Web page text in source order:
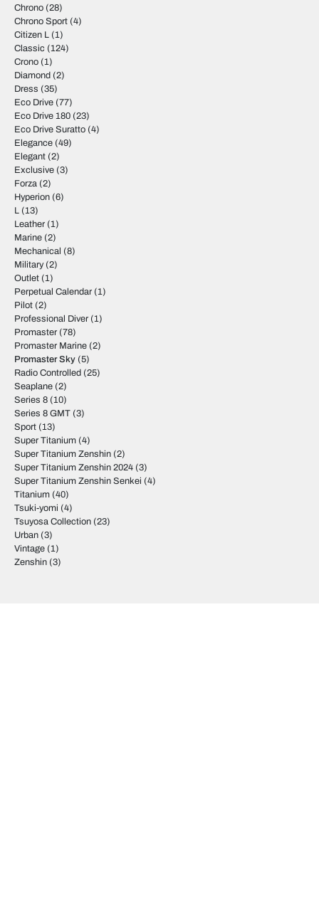
Chrono (28)
Chrono Sport (4)
Citizen L (1)
Classic (124)
Crono (1)
Diamond (2)
Dress (35)
Eco Drive (77)
Eco Drive 180 (23)
Eco Drive Suratto (4)
Elegance (49)
Elegant (2)
Exclusive (3)
Forza (2)
Hyperion (6)
L (13)
Leather (1)
Marine (2)
Mechanical (8)
Military(2)
Outlet (1)
Perpetual Calendar (1)
Pilot (2)
Professional Diver (1)
Promaster (78)
Promaster Marine (2)
Promaster Sky (5)
Radio Controlled (25)
Seaplane (2)
Series 8 (10)
Series 8 GMT (3)
Sport (13)
Super Titanium (4)
Super Titanium Zenshin (2)
Super Titanium Zenshin 2024 (3)
Super Titanium Zenshin Senkei (4)
Titanium (40)
Tsuki-yomi (4)
Tsuyosa Collection (23)
Urban (3)
Vintage (1)
Zenshin (3)